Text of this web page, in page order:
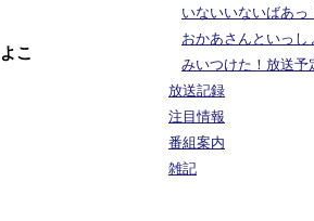
こ
いないいないばあっ
おかあさんといっし
みいつけた！放送予
放送記録
注目情報
番組案内
雑記